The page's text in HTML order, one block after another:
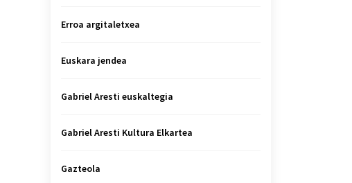
Erroa argitaletxea
Euskara jendea
Gabriel Aresti euskaltegia
Gabriel Aresti Kultura Elkartea
Gazteola